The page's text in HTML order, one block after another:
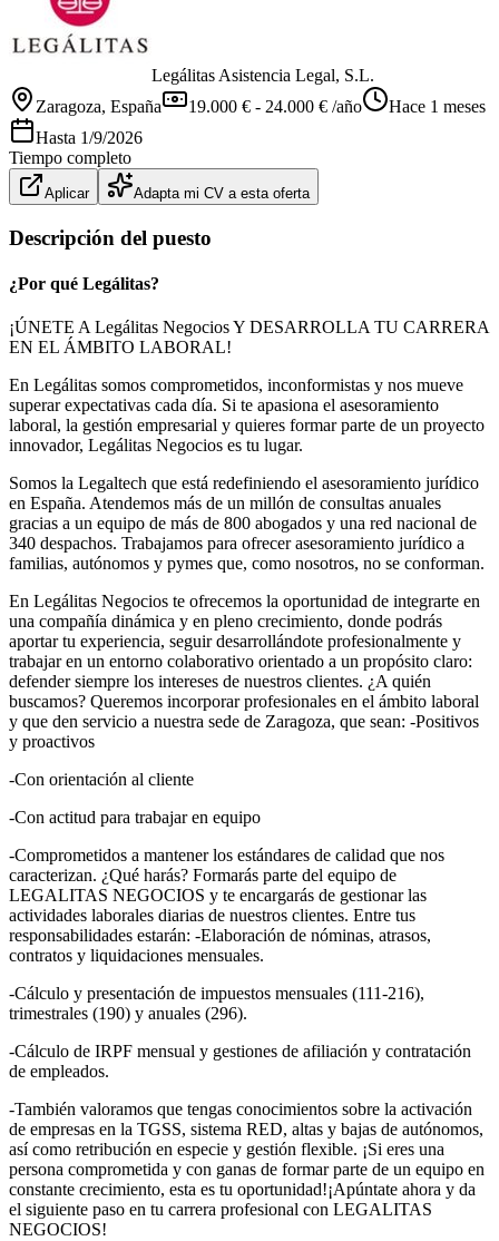
Legálitas Asistencia Legal, S.L.
Zaragoza, España 19.000 € - 24.000 € /año
Hace 1 meses
Hasta 1/9/2026
Tiempo completo
Aplicar Adapta mi CV a esta oferta
Descripción del puesto
¿Por qué Legálitas?
¡ÚNETE A Legálitas Negocios Y DESARROLLA TU CARRERA
EN EL ÁMBITO LABORAL!
En Legálitas somos comprometidos, inconformistas y nos mueve
superar expectativas cada día. Si te apasiona el asesoramiento
laboral, la gestión empresarial y quieres formar parte de un proyecto
innovador, Legálitas Negocios es tu lugar.
Somos la Legaltech que está redefiniendo el asesoramiento jurídico
en España. Atendemos más de un millón de consultas anuales
gracias a un equipo de más de 800 abogados y una red nacional de
340 despachos. Trabajamos para ofrecer asesoramiento jurídico a
familias, autónomos y pymes que, como nosotros, no se conforman.
En Legálitas Negocios te ofrecemos la oportunidad de integrarte en
una compañía dinámica y en pleno crecimiento, donde podrás
aportar tu experiencia, seguir desarrollándote profesionalmente y
trabajar en un entorno colaborativo orientado a un propósito claro:
defender siempre los intereses de nuestros clientes. ¿A quién
buscamos? Queremos incorporar profesionales en el ámbito laboral
y que den servicio a nuestra sede de Zaragoza, que sean: -Positivos
y proactivos
-Con orientación al cliente
-Con actitud para trabajar en equipo
-Comprometidos a mantener los estándares de calidad que nos
caracterizan. ¿Qué harás? Formarás parte del equipo de
LEGALITAS NEGOCIOS y te encargarás de gestionar las
actividades laborales diarias de nuestros clientes. Entre tus
responsabilidades estarán: -Elaboración de nóminas, atrasos,
contratos y liquidaciones mensuales.
-Cálculo y presentación de impuestos mensuales (111-216),
trimestrales (190) y anuales (296).
-Cálculo de IRPF mensual y gestiones de afiliación y contratación
de empleados.
-También valoramos que tengas conocimientos sobre la activación
de empresas en la TGSS, sistema RED, altas y bajas de autónomos,
así como retribución en especie y gestión flexible. ¡Si eres una
persona comprometida y con ganas de formar parte de un equipo en
constante crecimiento, esta es tu oportunidad!¡Apúntate ahora y da
el siguiente paso en tu carrera profesional con LEGALITAS
NEGOCIOS!